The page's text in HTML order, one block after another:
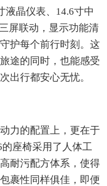
液晶仪表、14.6寸中
屏联动，显示功能清
护每个前行时刻。这
途的同时，也能感受
出行都安心无忧。
力的配置上，更在于
座椅采用了人体工
耐污配方体系，使得
裹性同样俱佳，即便